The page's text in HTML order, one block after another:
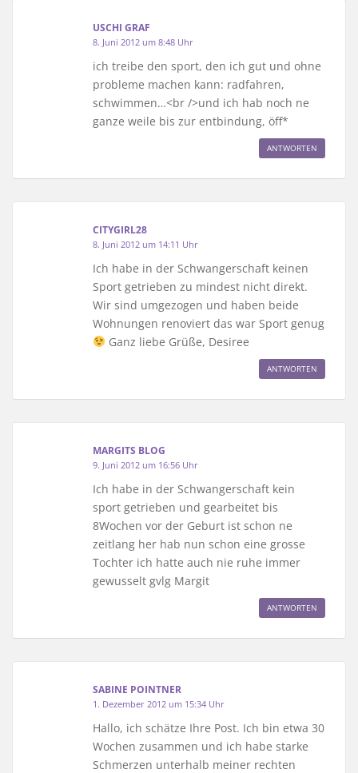
USCHI GRAF
8. Juni 2012 um 8:48 Uhr
ich treibe den sport, den ich gut und ohne
probleme machen kann: radfahren,
schwimmen…<br />und ich hab noch ne
ganze weile bis zur entbindung, öff*
ANTWORTEN
CITYGIRL28
8. Juni 2012 um 14:11 Uhr
Ich habe in der Schwangerschaft keinen
Sport getrieben zu mindest nicht direkt.
Wir sind umgezogen und haben beide
Wohnungen renoviert das war Sport genug
Ganz liebe Grüße, Desiree
ANTWORTEN
MARGITS BLOG
9. Juni 2012 um 16:56 Uhr
Ich habe in der Schwangerschaft kein
sport getrieben und gearbeitet bis
8Wochen vor der Geburt ist schon ne
zeitlang her hab nun schon eine grosse
Tochter ich hatte auch nie ruhe immer
gewusselt gvlg Margit
ANTWORTEN
SABINE POINTNER
1. Dezember 2012 um 15:34 Uhr
Hallo, ich schätze Ihre Post. Ich bin etwa 30
Wochen zusammen und ich habe starke
Schmerzen unterhalb meiner rechten